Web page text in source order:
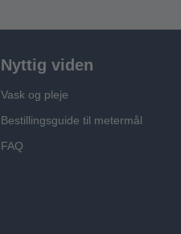
Nyttig viden
Vask og pleje
Bestillingsguide til metermål
FAQ